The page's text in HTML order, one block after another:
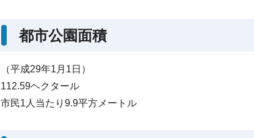
都市公園面積
（平成29年1月1日）
112.59ヘクタール
市民1人当たり9.9平方メートル